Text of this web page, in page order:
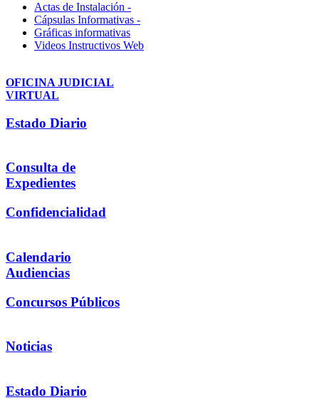
Actas de Instalación -
Cápsulas Informativas -
Gráficas informativas
Videos Instructivos Web
OFICINA JUDICIAL
VIRTUAL
Estado Diario
Consulta de
Expedientes
Confidencialidad
Calendario
Audiencias
Concursos Públicos
Noticias
Estado Diario